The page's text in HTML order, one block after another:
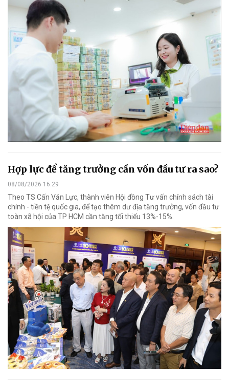
Hợp lực để tăng trưởng cần vốn đầu tư ra sao?
08/08/2026 16:29
Theo TS Cấn Văn Lực, thành viên Hội đồng Tư vấn chính sách tài
chính - tiền tệ quốc gia, để tạo thêm dư địa tăng trưởng, vốn đầu tư
toàn xã hội của TP HCM cần tăng tối thiểu 13%-15%.